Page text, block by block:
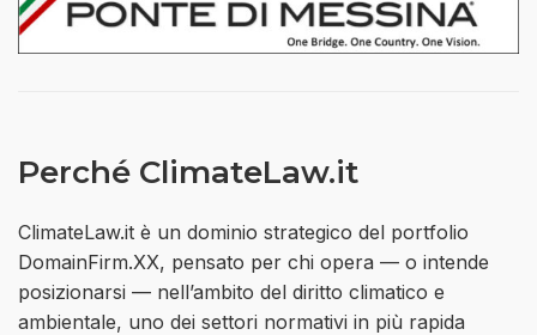
Perché ClimateLaw.it
ClimateLaw.it è un dominio strategico del portfolio
DomainFirm.XX, pensato per chi opera — o intende
posizionarsi — nell’ambito del diritto climatico e
ambientale, uno dei settori normativi in più rapida